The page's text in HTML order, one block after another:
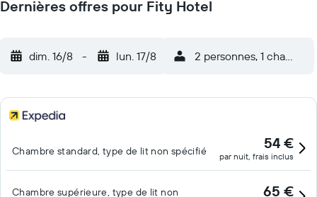
Dernières offres pour Fity Hotel
dim. 16/8 - lun. 17/8 2 personnes, 1 chambre
Chambre standard, type de lit non spécifié 54 €
par nuit, frais inclus
Chambre supérieure, type de lit non
65 €